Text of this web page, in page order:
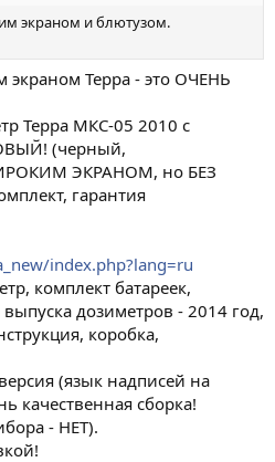
экраном и блютузом.
Терра - это ОЧЕНЬ
Терра МКС-05 2010 с
(черный,
ЭКРАНОМ, но БЕЗ
гарантия
index.php?lang=ru
комплект батареек,
дозиметров - 2014 год,
коробка,
(язык надписей на
качественная сборка!
- НЕТ).